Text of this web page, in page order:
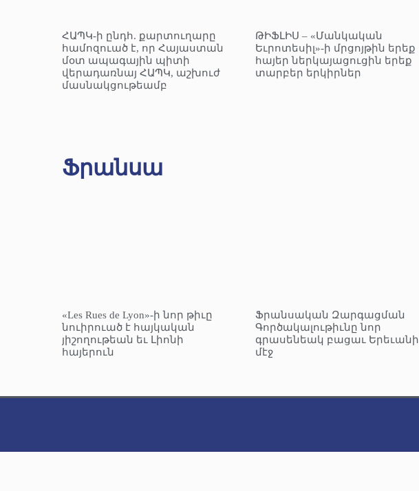
ՀԱՊԿ-ի ընդհ. քարտուղարը
համոզուած է, որ Հայաստան
մօտ ապագային պիտի
վերադառնայ ՀԱՊԿ, աշխուժ
մասնակցութեամբ
ԹԻՖԼԻՍ – «Մանկական
Եւրոտեսիլ»-ի մրցոյթին երեք
հայեր ներկայացուցին երեք
տարբեր երկիրներ
Ֆրանսա
«Les Rues de Lyon»-ի նոր թիւը
նուիրուած է հայկական
յիշողութեան եւ Լիոնի
հայերուն
Ֆրանսական Զարգացման
Գործակալութիւնը նոր
գրասենեակ բացաւ Երեւանի
մէջ